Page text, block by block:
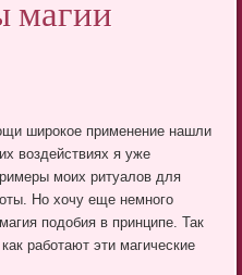
магии
широкое применение нашли
воздействиях я уже
моих ритуалов для
Но хочу еще немного
подобия в принципе. Так
работают эти магические